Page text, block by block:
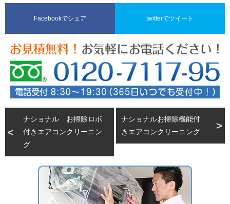
Facebookでシェア twitterでツイート
ナショナル お掃除ロボ
付きエアコンクリーニン
グ
ナショナルお掃除機能付
きエアコンクリーニング